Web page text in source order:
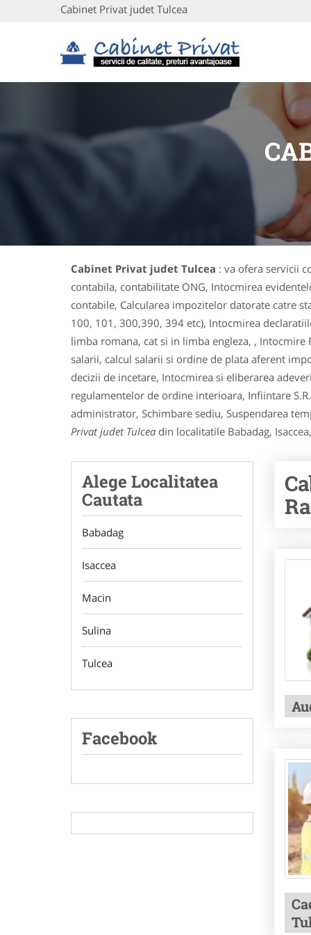
Cabinet Privat judet Tulcea
Cabinet Privat judet Tulcea : va ofera servicii
contabila, contabilitate ONG, Intocmirea
contabile, Calcularea impozitelor datorate catre
100, 101, 300,390, 394 etc), Intocmirea
limba romana, cat si in limba engleza, ,
salarii, calcul salarii si ordine de plata aferent
decizii de incetare, Intocmirea si eliberarea
regulamentelor de ordine interioara, Infiintare
administrator, Schimbare sediu, Suspendarea
Privat judet Tulcea din localitatile Babadag,
Alege Localitatea
Cautata
Babadag
Isaccea
Macin
Sulina
Tulcea
Facebook